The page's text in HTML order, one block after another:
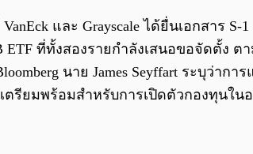
และ Grayscale ได้ยื่นเอกสาร
ที่ทั้งสองรายกำลังเสนอขอจัดตั้ง ต
นาย James Seyffart ระบุว่า
รียมพร้อมสำหรับการเปิดตัวกองทุนใน